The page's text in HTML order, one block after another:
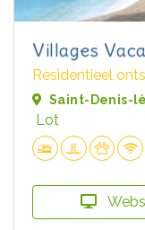
Villages
Residentieel
Saint-Denis-
Lot